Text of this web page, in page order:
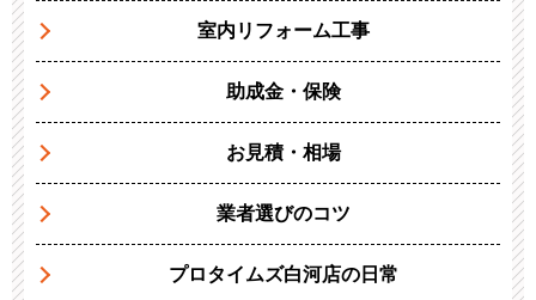
室内リフォーム工事
助成金・保険
お見積・相場
業者選びのコツ
プロタイムズ白河店の日常